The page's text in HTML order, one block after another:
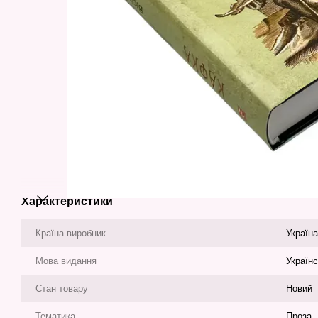
Характеристики
Країна виробник Україна
Мова видання
Стан товару Новий